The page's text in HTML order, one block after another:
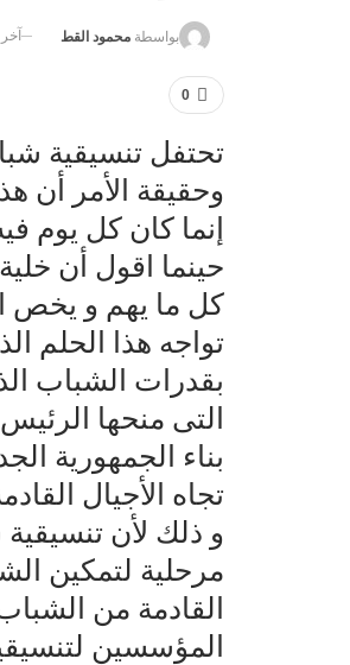
بواسطة محمود القط
0
وحقيقة الأمر أن
إنما كان كل يوم
حينما اقول أن
كل ما يهم و يخص
تواجه هذا الحلم
بقدرات الشباب
التى منحها
بناء الجمهورية
تجاه الأجيال
و ذلك لأن
مرحلية لتمكين
القادمة من
المؤسسين